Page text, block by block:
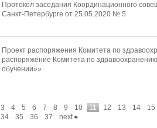
Протокол заседания Координационного
Санкт-Петербурге от 25.05.2020 № 5
Проект распоряжения Комитета по
распоряжение Комитета по
обучении»»
3 4 5 6 7 8 9 10 11 12 13 14 15
34 35 36 37 next